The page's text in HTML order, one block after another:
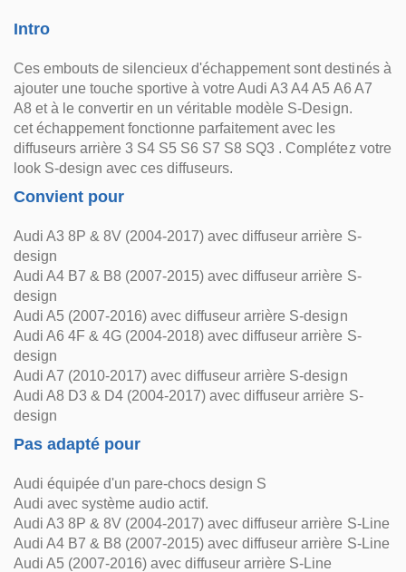
Intro
Ces embouts de silencieux d'échappement sont destinés à
ajouter une touche sportive à votre Audi A3 A4 A5 A6 A7
A8 et à le convertir en un véritable modèle S-Design.
cet échappement fonctionne parfaitement avec les
diffuseurs arrière 3 S4 S5 S6 S7 S8 SQ3 . Complétez votre
look S-design avec ces diffuseurs.
Convient pour
Audi A3 8P & 8V (2004-2017) avec diffuseur arrière S-
design
Audi A4 B7 & B8 (2007-2015) avec diffuseur arrière S-
design
Audi A5 (2007-2016) avec diffuseur arrière S-design
Audi A6 4F & 4G (2004-2018) avec diffuseur arrière S-
design
Audi A7 (2010-2017) avec diffuseur arrière S-design
Audi A8 D3 & D4 (2004-2017) avec diffuseur arrière S-
design
Pas adapté pour
Audi équipée d'un pare-chocs design S
Audi avec système audio actif.
Audi A3 8P & 8V (2004-2017) avec diffuseur arrière S-Line
Audi A4 B7 & B8 (2007-2015) avec diffuseur arrière S-Line
Audi A5 (2007-2016) avec diffuseur arrière S-Line